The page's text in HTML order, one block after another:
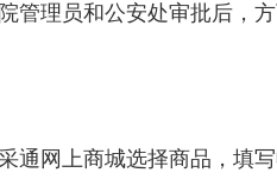
管理员和公安处审批后，
网上商城选择商品，填写